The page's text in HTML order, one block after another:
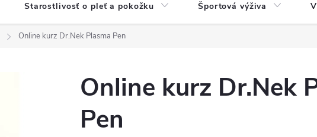
Starostlivosť o pleť a pokožku Športová výživa
Online kurz Dr.Nek Plasma Pen
Online kurz Dr.Nek
Pen